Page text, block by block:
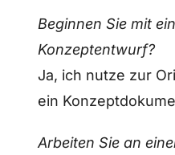
Beginnen Sie mit
Konzeptentwurf?
Ja, ich nutze zur
ein
Arbeiten Sie an